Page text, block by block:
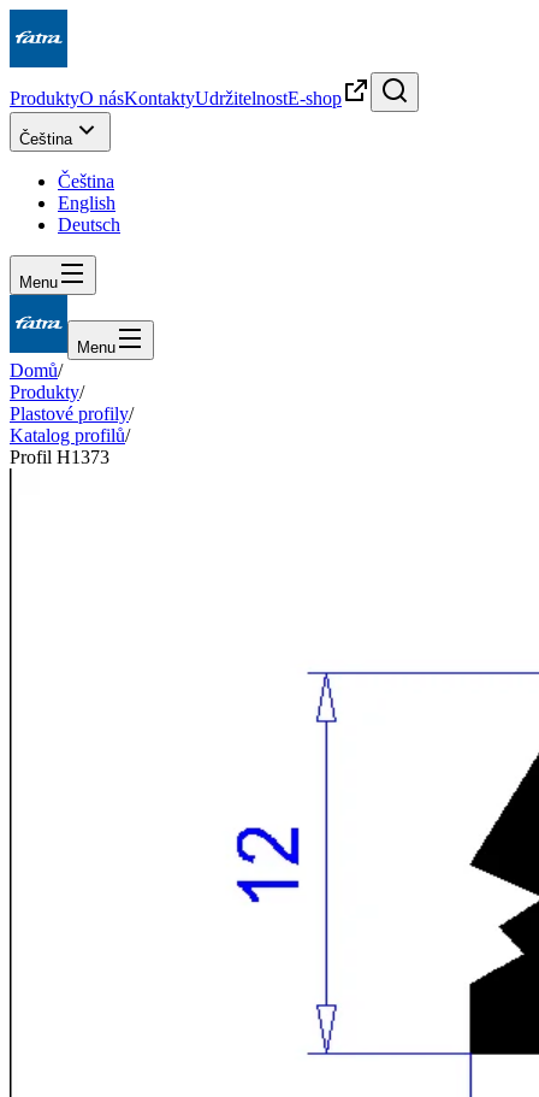
ProduktyO násKontaktyUdržitelnostE-shop
Čeština
Čeština
English
Deutsch
Menu
Menu
Domů/
Produkty/
Plastové profily/
Katalog profilů/
Profil H1373